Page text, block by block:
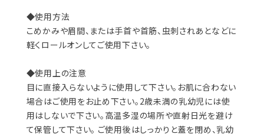
◆使用方法
こめかみや眉間、または手首や首筋、虫刺されあとなどに
軽くロールオンしてご使用下さい。
◆使用上の注意
目に直接入らないように使用して下さい。お肌に合わない
場合はご使用をお止め下さい。2歳未満の乳幼児には使
用はしないで下さい。高温多湿の場所や直射日光を避け
て保管して下さい。 ご使用後はしっかりと蓋を閉め、乳幼